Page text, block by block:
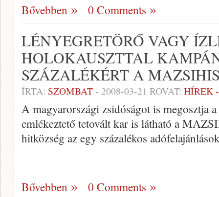
Bővebben 0 Comments
LÉNYEGRETÖRŐ VAGY
HOLOKAUSZTTAL
SZÁZALÉKÉRT A
ÍRTA: SZOMBAT- 2008-03-21 ROVAT: HÍREK
A magyarországi zsidóságot is megosztja
emlékeztető tetovált kar is látható a
hitközség az egy százalékos
Bővebben 0 Comments